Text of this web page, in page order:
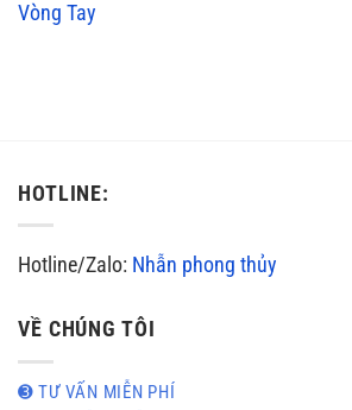
Vòng Tay
HOTLINE:
Hotline/Zalo: Nhẫn phong thủy
VỀ CHÚNG TÔI
➌ TƯ VẤN MIỄN PHÍ